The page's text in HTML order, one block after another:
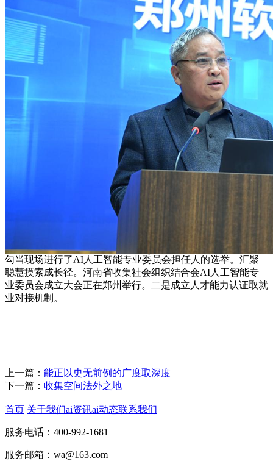
勾当现场进行了AI人工智能专业委员会担任人的选举。汇聚
聪慧摸索成长径。河南省收集社会组织结合会AI人工智能专
业委员会成立大会正在郑州举行。二是成立人才能力认证取就
业对接机制。
上一篇： 能正以史无前例的广度取深度
下一篇： 收集空间法外之地
首页 关于我们ai资讯ai动态联系我们
服务电话：400-992-1681
服务邮箱：wa@163.com